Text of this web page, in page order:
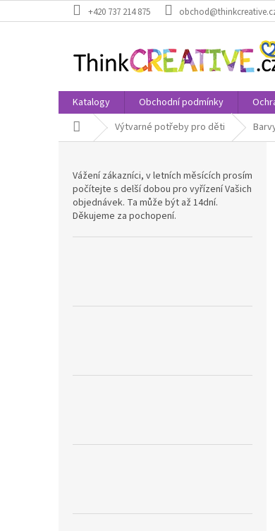
na
+420 737 214 875
Katalogy Obchodní podmínky
Domů Výtvarné potřeby pro děti
Vážení zákazníci, v letních měsících prosím
počítejte s delší dobou pro vyřízení Vašich
objednávek. Ta může být až 14dní.
Děkujeme za pochopení.